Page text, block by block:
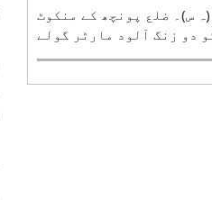
جموں, 06 اگست (ہ س)۔ ضلع پونچھ کے منکوٹ
دو زنگ آلود مارٹر گولے